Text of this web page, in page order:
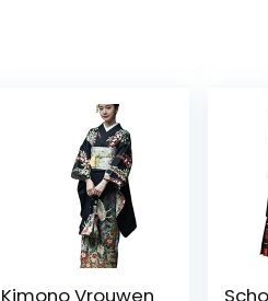
Kimono Vrouwen